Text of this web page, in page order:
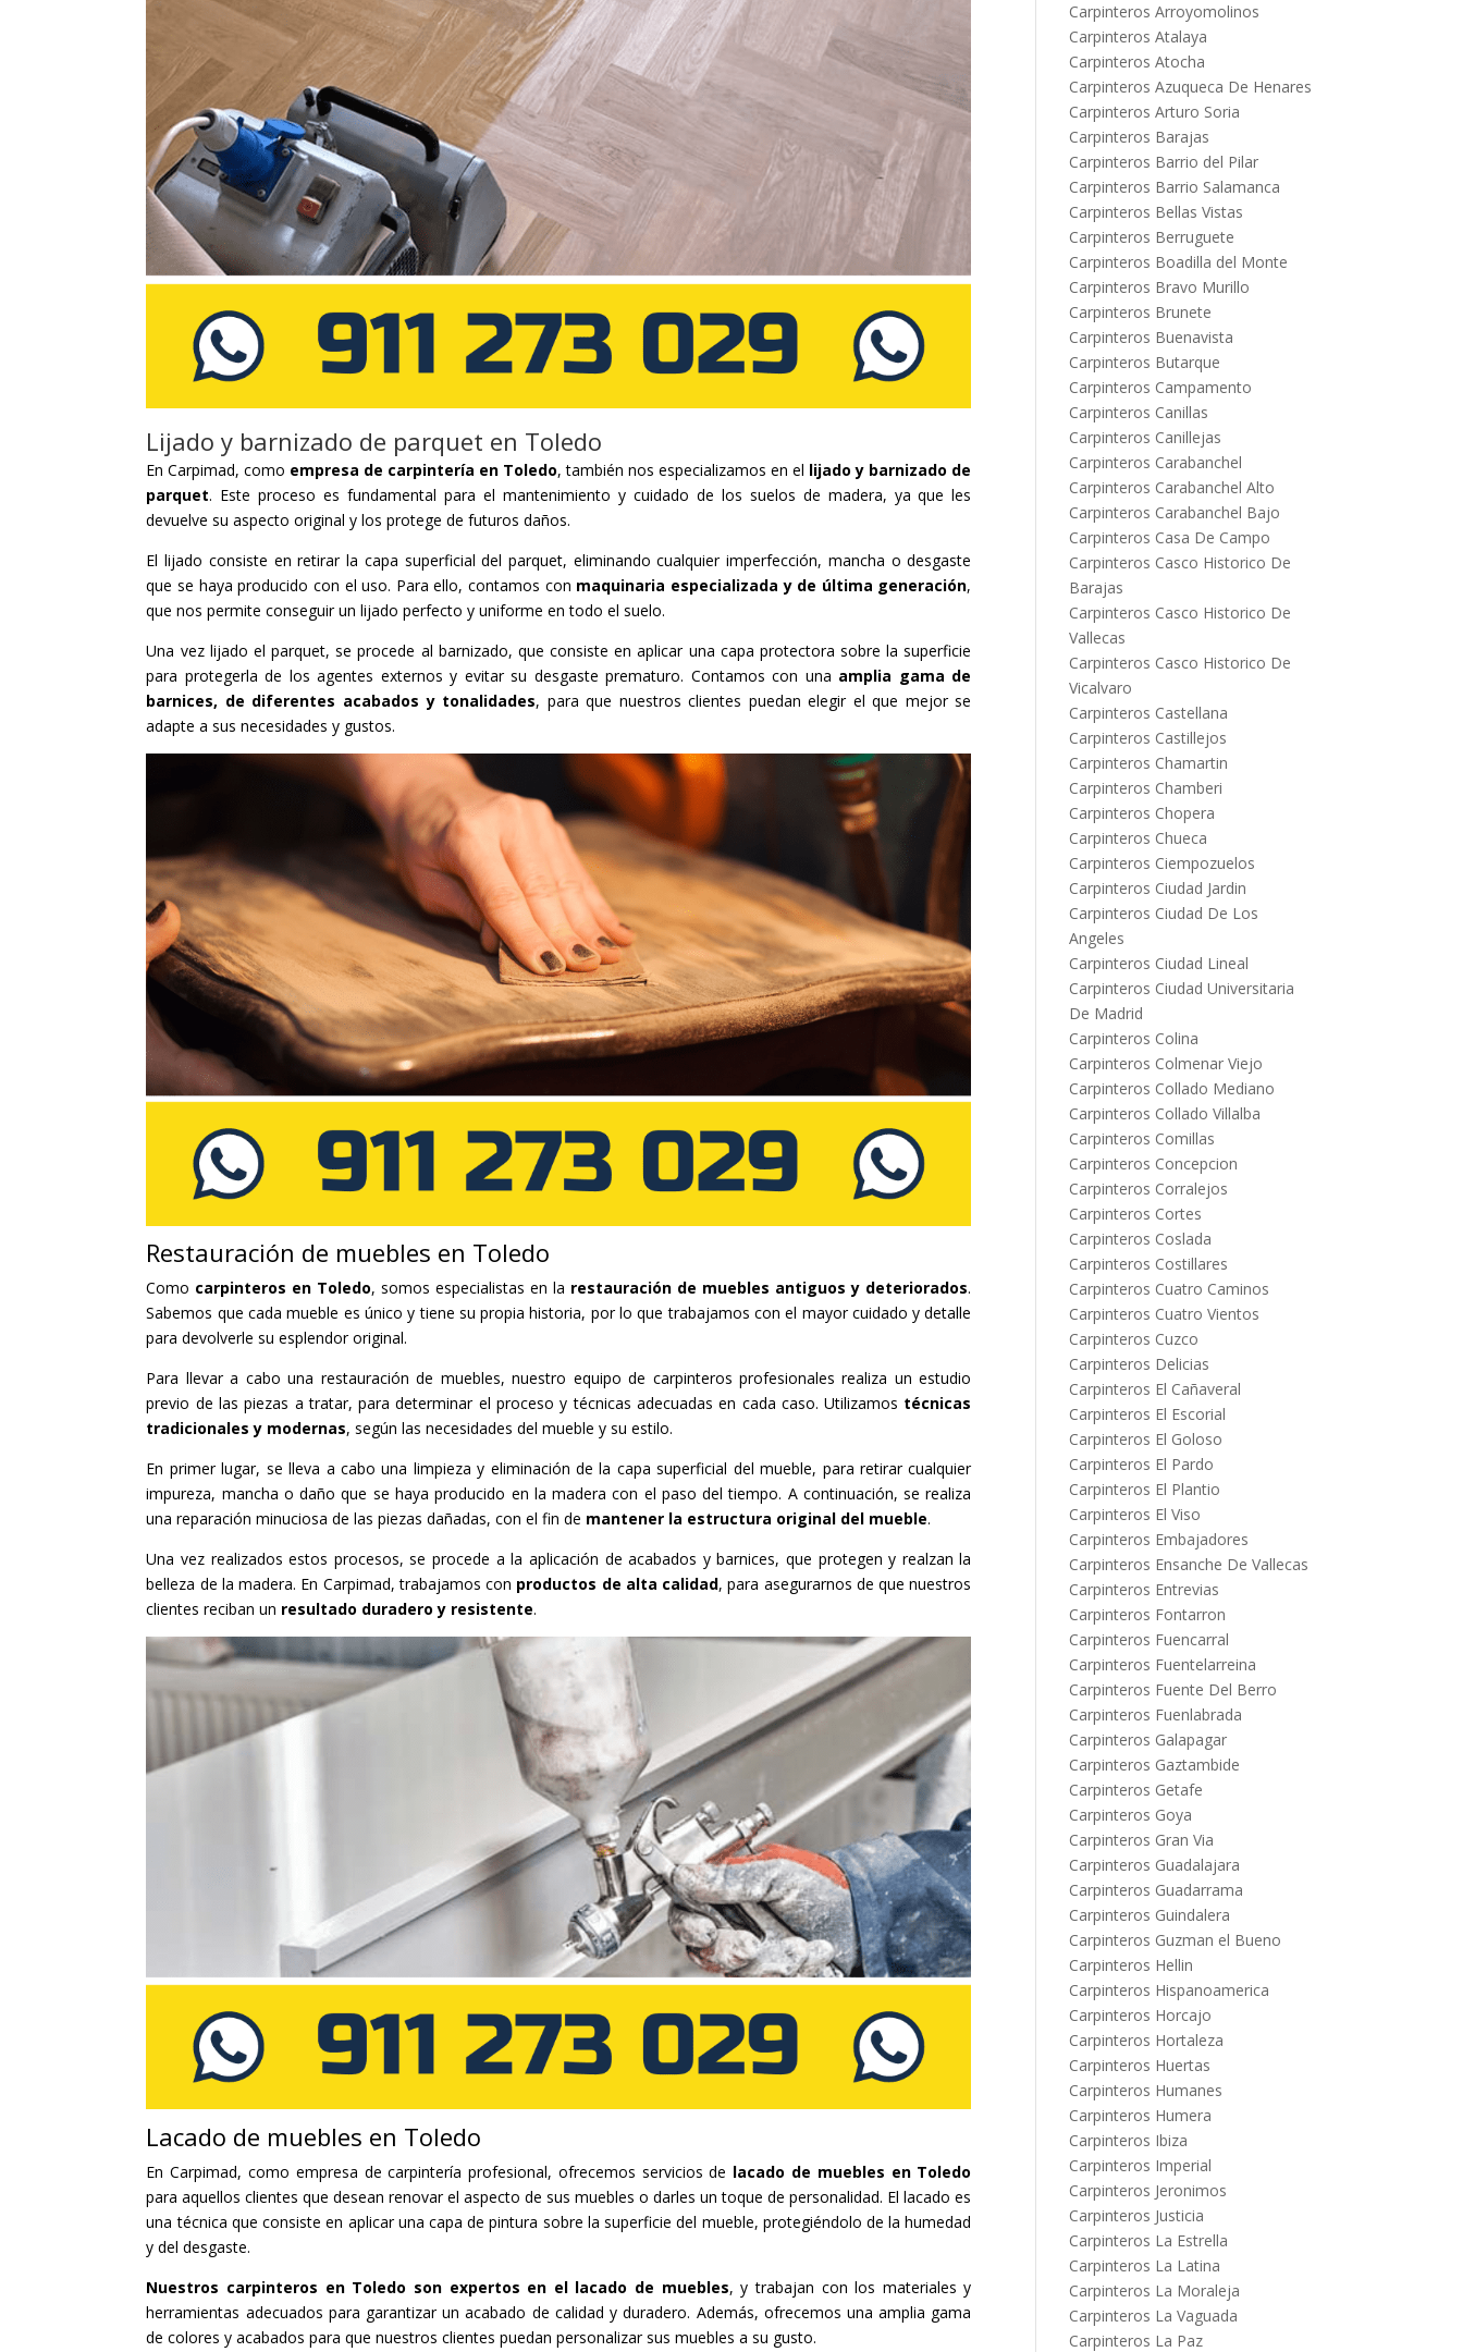
Lijado y barnizado de parquet en Toledo
En Carpimad, como empresa de carpintería en Toledo, también nos especializamos en el lijado y barnizado de
parquet. Este proceso es fundamental para el mantenimiento y cuidado de los suelos de madera, ya que les
devuelve su aspecto original y los protege de futuros daños.
El lijado consiste en retirar la capa superficial del parquet, eliminando cualquier imperfección, mancha o desgaste
que se haya producido con el uso. Para ello, contamos con maquinaria especializada y de última generación,
que nos permite conseguir un lijado perfecto y uniforme en todo el suelo.
Una vez lijado el parquet, se procede al barnizado, que consiste en aplicar una capa protectora sobre la superficie
para protegerla de los agentes externos y evitar su desgaste prematuro. Contamos con una amplia gama de
barnices, de diferentes acabados y tonalidades, para que nuestros clientes puedan elegir el que mejor se
adapte a sus necesidades y gustos.
Restauración de muebles en Toledo
Como carpinteros en Toledo, somos especialistas en la restauración de muebles antiguos y deteriorados.
Sabemos que cada mueble es único y tiene su propia historia, por lo que trabajamos con el mayor cuidado y detalle
para devolverle su esplendor original.
Para llevar a cabo una restauración de muebles, nuestro equipo de carpinteros profesionales realiza un estudio
previo de las piezas a tratar, para determinar el proceso y técnicas adecuadas en cada caso. Utilizamos técnicas
tradicionales y modernas, según las necesidades del mueble y su estilo.
En primer lugar, se lleva a cabo una limpieza y eliminación de la capa superficial del mueble, para retirar cualquier
impureza, mancha o daño que se haya producido en la madera con el paso del tiempo. A continuación, se realiza
una reparación minuciosa de las piezas dañadas, con el fin de mantener la estructura original del mueble.
Una vez realizados estos procesos, se procede a la aplicación de acabados y barnices, que protegen y realzan la
belleza de la madera. En Carpimad, trabajamos con productos de alta calidad, para asegurarnos de que nuestros
clientes reciban un resultado duradero y resistente.
Lacado de muebles en Toledo
En Carpimad, como empresa de carpintería profesional, ofrecemos servicios de lacado de muebles en Toledo
para aquellos clientes que desean renovar el aspecto de sus muebles o darles un toque de personalidad. El lacado es
una técnica que consiste en aplicar una capa de pintura sobre la superficie del mueble, protegiéndolo de la humedad
y del desgaste.
Nuestros carpinteros en Toledo son expertos en el lacado de muebles, y trabajan con los materiales y
herramientas adecuados para garantizar un acabado de calidad y duradero. Además, ofrecemos una amplia gama
de colores y acabados para que nuestros clientes puedan personalizar sus muebles a su gusto.
Carpinteros Arroyomolinos
Carpinteros Atalaya
Carpinteros Atocha
Carpinteros Azuqueca De Henares
Carpinteros Arturo Soria
Carpinteros Barajas
Carpinteros Barrio del Pilar
Carpinteros Barrio Salamanca
Carpinteros Bellas Vistas
Carpinteros Berruguete
Carpinteros Boadilla del Monte
Carpinteros Bravo Murillo
Carpinteros Brunete
Carpinteros Buenavista
Carpinteros Butarque
Carpinteros Campamento
Carpinteros Canillas
Carpinteros Canillejas
Carpinteros Carabanchel
Carpinteros Carabanchel Alto
Carpinteros Carabanchel Bajo
Carpinteros Casa De Campo
Carpinteros Casco Historico De
Barajas
Carpinteros Casco Historico De
Vallecas
Carpinteros Casco Historico De
Vicalvaro
Carpinteros Castellana
Carpinteros Castillejos
Carpinteros Chamartin
Carpinteros Chamberi
Carpinteros Chopera
Carpinteros Chueca
Carpinteros Ciempozuelos
Carpinteros Ciudad Jardin
Carpinteros Ciudad De Los
Angeles
Carpinteros Ciudad Lineal
Carpinteros Ciudad Universitaria
De Madrid
Carpinteros Colina
Carpinteros Colmenar Viejo
Carpinteros Collado Mediano
Carpinteros Collado Villalba
Carpinteros Comillas
Carpinteros Concepcion
Carpinteros Corralejos
Carpinteros Cortes
Carpinteros Coslada
Carpinteros Costillares
Carpinteros Cuatro Caminos
Carpinteros Cuatro Vientos
Carpinteros Cuzco
Carpinteros Delicias
Carpinteros El Cañaveral
Carpinteros El Escorial
Carpinteros El Goloso
Carpinteros El Pardo
Carpinteros El Plantio
Carpinteros El Viso
Carpinteros Embajadores
Carpinteros Ensanche De Vallecas
Carpinteros Entrevias
Carpinteros Fontarron
Carpinteros Fuencarral
Carpinteros Fuentelarreina
Carpinteros Fuente Del Berro
Carpinteros Fuenlabrada
Carpinteros Galapagar
Carpinteros Gaztambide
Carpinteros Getafe
Carpinteros Goya
Carpinteros Gran Via
Carpinteros Guadalajara
Carpinteros Guadarrama
Carpinteros Guindalera
Carpinteros Guzman el Bueno
Carpinteros Hellin
Carpinteros Hispanoamerica
Carpinteros Horcajo
Carpinteros Hortaleza
Carpinteros Huertas
Carpinteros Humanes
Carpinteros Humera
Carpinteros Ibiza
Carpinteros Imperial
Carpinteros Jeronimos
Carpinteros Justicia
Carpinteros La Estrella
Carpinteros La Latina
Carpinteros La Moraleja
Carpinteros La Vaguada
Carpinteros La Paz